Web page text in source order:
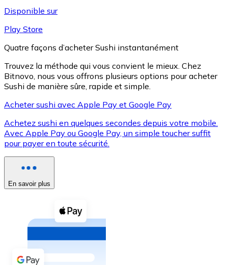
XRP
XRP
Voir toutes
Coupons crypto
Achetez des cryptomonnaies en espèces et d'autres
Acheter avec espèces
Virement SEPA
Disponible sur
Play Store
Quatre façons d’acheter Sushi instantanément
Trouvez la méthode qui vous convient le mieux. Chez
Bitnovo, nous vous offrons plusieurs options pour acheter
Sushi de manière sûre, rapide et simple.
Acheter sushi avec Apple Pay et Google Pay
Achetez sushi en quelques secondes depuis votre mobile.
Avec Apple Pay ou Google Pay, un simple toucher suffit
pour payer en toute sécurité.
En savoir plus